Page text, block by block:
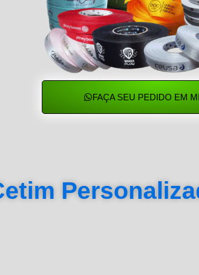
FAÇA SEU PEDIDO EM